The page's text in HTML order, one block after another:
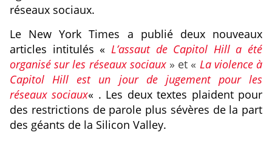
réseaux sociaux.
Le New York Times a publié deux nouveaux
articles intitulés « L’assaut de Capitol Hill a été
organisé sur les réseaux sociaux» et « La violence à
Capitol Hill est un jour de jugement pour les
réseaux sociaux« . Les deux textes plaident pour
des restrictions de parole plus sévères de la part
des géants de la Silicon Valley.